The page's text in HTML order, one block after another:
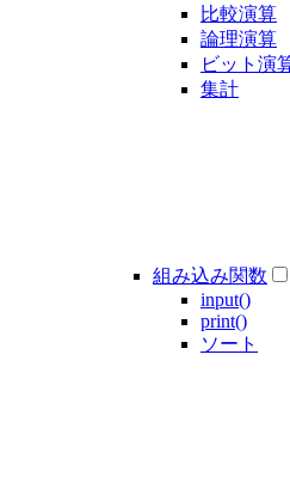
比較演算
論理演算
ビット演
集計
組み込み関数
input()
print()
ソート